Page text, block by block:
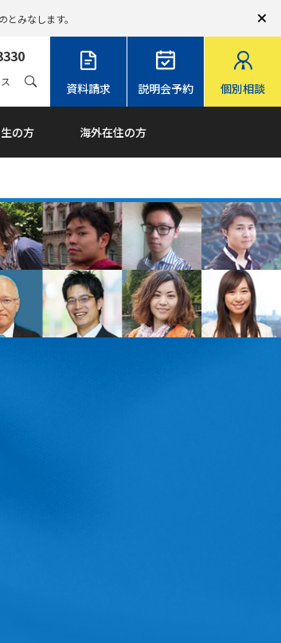
とみなします。
資料請求 説明会予約 個別相談
の方 海外在住の方